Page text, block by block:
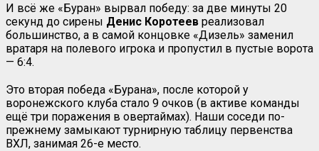
И всё же «Буран» вырвал победу: за две минуты 20
секунд до сирены Денис Коротеев реализовал
большинство, а в самой концовке «Дизель» заменил
вратаря на полевого игрока и пропустил в пустые ворота
— 6:4.
Это вторая победа «Бурана», после которой у
воронежского клуба стало 9 очков (в активе команды
ещё три поражения в овертаймах). Наши соседи по-
прежнему замыкают турнирную таблицу первенства
ВХЛ, занимая 26-е место.